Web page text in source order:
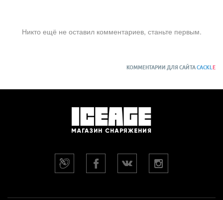
Никто ещё не оставил комментариев, станьте первым.
КОММЕНТАРИИ ДЛЯ САЙТАCACKL E